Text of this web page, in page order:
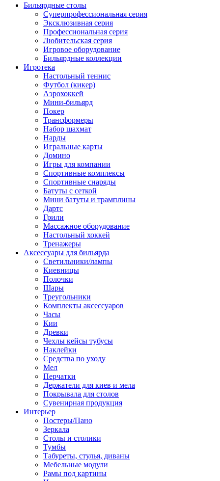
Бильярдные столы
Суперпрофессиональная серия
Эксклюзивная серия
Профессиональная серия
Любительская серия
Игровое оборудование
Бильярдные коллекции
Игротека
Настольный теннис
Футбол (кикер)
Аэрохоккей
Мини-бильярд
Покер
Трансформеры
Набор шахмат
Нарды
Игральные карты
Домино
Игры для компании
Спортивные комплексы
Спортивные снаряды
Батуты с сеткой
Мини батуты и трамплины
Дартс
Грили
Массажное оборудование
Настольный хоккей
Тренажеры
Аксессуары для бильярда
Светильники/лампы
Киевницы
Полочки
Шары
Треугольники
Комплекты аксессуаров
Часы
Кии
Древки
Чехлы кейсы тубусы
Наклейки
Средства по уходу
Мел
Перчатки
Держатели для киев и мела
Покрывала для столов
Сувенирная продукция
Интерьер
Постеры/Пано
Зеркала
Столы и столики
Тумбы
Табуреты, стулья, диваны
Мебельные модули
Рамы под картины